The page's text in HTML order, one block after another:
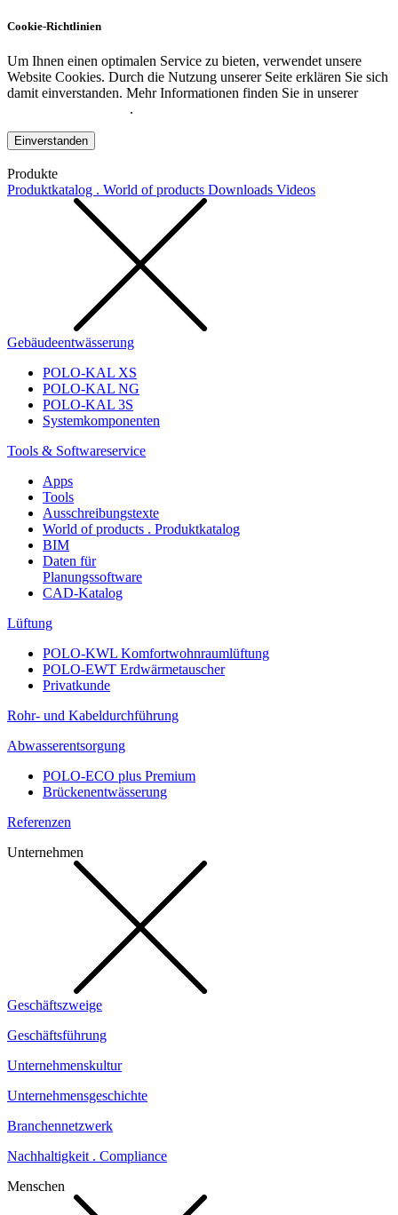
Cookie-Richtlinien
Um Ihnen einen optimalen Service zu bieten, verwendet unsere
Website Cookies. Durch die Nutzung unserer Seite erklären Sie sich
damit einverstanden. Mehr Informationen finden Sie in unserer
.
Einverstanden
Produkte
Produktkatalog . World of products Downloads Videos
Gebäudeentwässerung
POLO-KAL XS
POLO-KAL NG
POLO-KAL 3S
Systemkomponenten
Tools & Softwareservice
Apps
Tools
Ausschreibungstexte
World of products . Produktkatalog
BIM
Daten für
Planungssoftware
CAD-Katalog
Lüftung
POLO-KWL Komfortwohnraumlüftung
POLO-EWT Erdwärmetauscher
Privatkunde
Rohr- und Kabeldurchführung
Abwasserentsorgung
POLO-ECO plus Premium
Brückenentwässerung
Referenzen
Unternehmen
Geschäftszweige
Geschäftsführung
Unternehmenskultur
Unternehmensgeschichte
Branchennetzwerk
Nachhaltigkeit . Compliance
Menschen